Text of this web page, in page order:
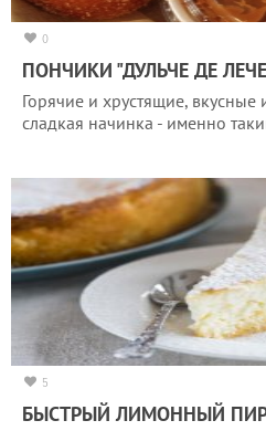
0
ПОНЧИКИ "ДУЛЬЧЕ ДЕ
Горячие и хрустящие, вкусные
сладкая начинка - именно
5
БЫСТРЫЙ ЛИМОННЫЙ